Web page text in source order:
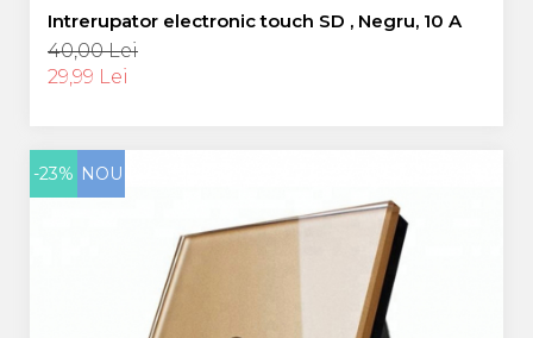
Intrerupator electronic touch SD , Negru, 10 A
40,00 Lei
29,99 Lei
-23% NOU